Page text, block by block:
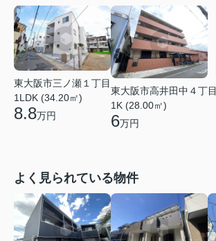
東大阪市三ノ瀬１丁目
1LDK (34.20㎡)
8.8万円
東大阪市高井田中４丁目
1K (28.00㎡)
6万円
よく見られている物件